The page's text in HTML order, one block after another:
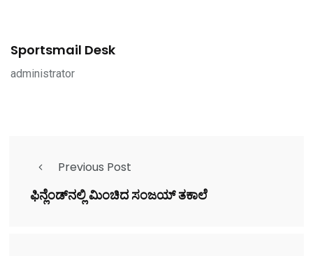
Sportsmail Desk
administrator
Previous Post
ಫಿನ್ಲೆಂಡ್‌ನಲ್ಲಿ ಮಿಂಚಿದ ಸಂಜಯ್ ತಕಾಲೆ